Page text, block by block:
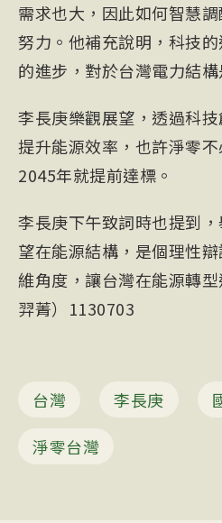
需求也大，因此如何智慧
努力。他補充說明，科技
的進步，對於台灣電力結構
李長庚樂觀展望，透過科
提升能源效率，也許淨零
2045年就提前達標。
李長庚下午致詞時也提到
望在能源結構，是個理性
維角度，讓台灣在能源轉
羿菁）1130703
台灣 李長庚
淨零台灣